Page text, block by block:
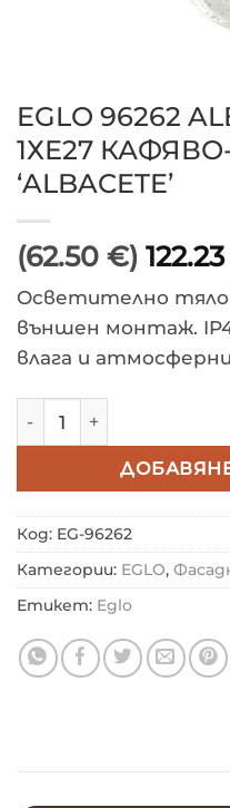
EGLO 96262
1ХЕ27
‘ALBACETE’
(62.50 €) 122.23
Осветително тяло
външен монтаж.
влага и
Код: EG-96262
Категории: EGLO,
Етикет: Eglo